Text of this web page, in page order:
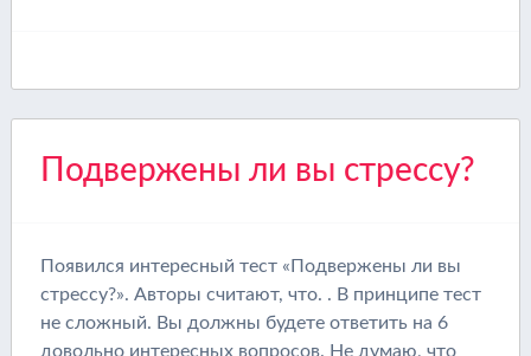
Подвержены ли вы стрессу?
Появился интересный тест «Подвержены ли вы
стрессу?». Авторы считают, что. . В принципе тест
не сложный. Вы должны будете ответить на 6
довольно интересных вопросов. Не думаю, что